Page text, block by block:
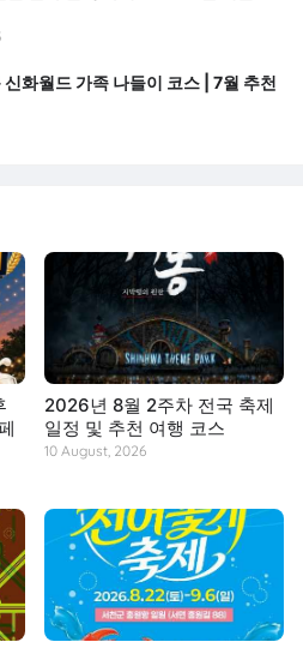
화월드 가족 나들이 코스 | 7월 추천
2026년 8월 2주차 전국 축제
일정 및 추천 여행 코스
10 August, 2026